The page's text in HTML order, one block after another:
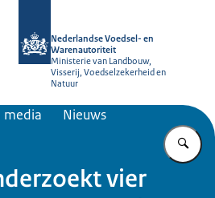
Nederlandse Voedsel- en
Warenautoriteit
Ministerie van Landbouw,
Visserij, Voedselzekerheid en
Natuur
media Nieuws
vier